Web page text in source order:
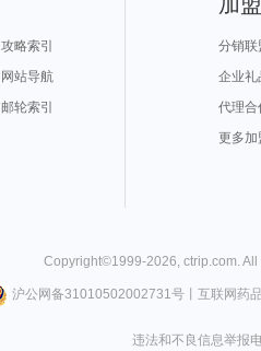
攻略索引
网站导航
邮轮索引
分销联
企业礼
代理合
更多加
Copyright©1999-2026 ctrip.com .
沪公网备31010502002731号丨 互联网药
违法和不良信息举报